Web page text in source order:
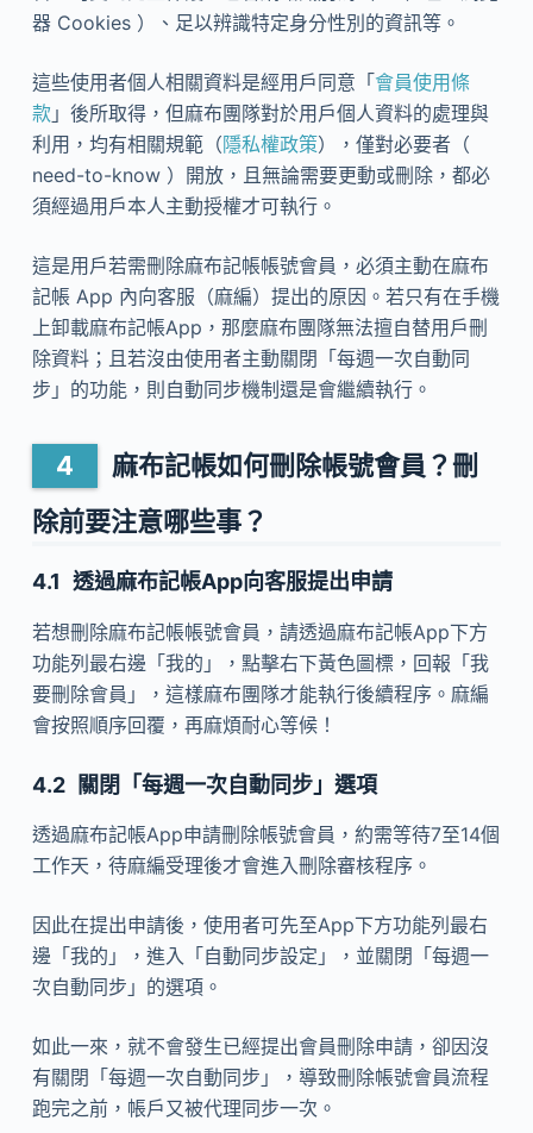
器 Cookies ）、足以辨識特定身分性別的資訊等。
這些使用者個人相關資料是經用戶同意「會員使用條
款」後所取得，但麻布團隊對於用戶個人資料的處理與
利用，均有相關規範（隱私權政策），僅對必要者（
need-to-know ）開放，且無論需要更動或刪除，都必
須經過用戶本人主動授權才可執行。
這是用戶若需刪除麻布記帳帳號會員，必須主動在麻布
記帳 App 內向客服（麻編）提出的原因。若只有在手機
上卸載麻布記帳App，那麼麻布團隊無法擅自替用戶刪
除資料；且若沒由使用者主動關閉「每週一次自動同
步」的功能，則自動同步機制還是會繼續執行。
麻布記帳如何刪除帳號會員？刪
除前要注意哪些事？
透過麻布記帳App向客服提出申請
若想刪除麻布記帳帳號會員，請透過麻布記帳App下方
功能列最右邊「我的」，點擊右下黃色圖標，回報「我
要刪除會員」，這樣麻布團隊才能執行後續程序。麻編
會按照順序回覆，再麻煩耐心等候！
關閉「每週一次自動同步」選項
透過麻布記帳App申請刪除帳號會員，約需等待7至14個
工作天，待麻編受理後才會進入刪除審核程序。
因此在提出申請後，使用者可先至App下方功能列最右
邊「我的」，進入「自動同步設定」，並關閉「每週一
次自動同步」的選項。
如此一來，就不會發生已經提出會員刪除申請，卻因沒
有關閉「每週一次自動同步」，導致刪除帳號會員流程
跑完之前，帳戶又被代理同步一次。